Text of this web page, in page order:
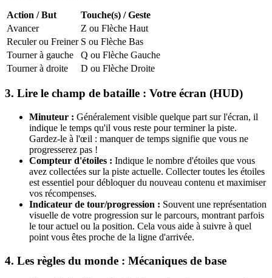
Action / But
Touche(s) / Geste
Avancer
Z ou Flèche Haut
Reculer ou Freiner S ou Flèche Bas
Tourner à gauche
Q ou Flèche Gauche
Tourner à droite
D ou Flèche Droite
3. Lire le champ de bataille : Votre écran (HUD)
Minuteur : Généralement visible quelque part sur l'écran, il
indique le temps qu'il vous reste pour terminer la piste.
Gardez-le à l'œil : manquer de temps signifie que vous ne
progresserez pas !
Compteur d'étoiles : Indique le nombre d'étoiles que vous
avez collectées sur la piste actuelle. Collecter toutes les étoiles
est essentiel pour débloquer du nouveau contenu et maximiser
vos récompenses.
Indicateur de tour/progression : Souvent une représentation
visuelle de votre progression sur le parcours, montrant parfois
le tour actuel ou la position. Cela vous aide à suivre à quel
point vous êtes proche de la ligne d'arrivée.
4. Les règles du monde : Mécaniques de base